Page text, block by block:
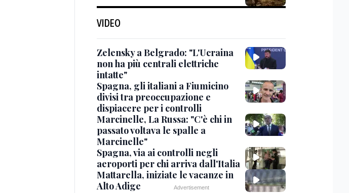
VIDEO
Zelensky a Belgrado: "L'Ucraina
non ha più centrali elettriche
intatte"
Spagna, gli italiani a Fiumicino
divisi tra preoccupazione e
dispiacere per i controlli
Marcinelle, La Russa: "C'è chi in
passato voltava le spalle a
Marcinelle"
Spagna, via ai controlli negli
aeroporti per chi arriva dall'Italia
Mattarella, iniziate le vacanze in
Alto Adige